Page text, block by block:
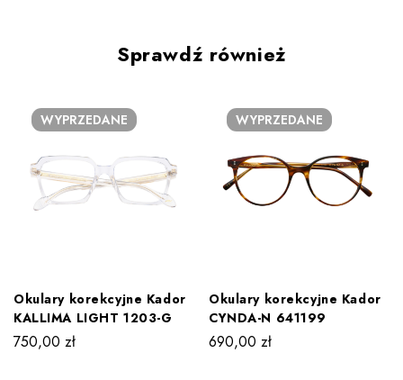
Sprawdź również
WYPRZEDANE
Okulary korekcyjne Kador
KALLIMA LIGHT 1203-G
750,00 zł
WYPRZEDANE
Okulary korekcyjne Kador
CYNDA-N 641199
690,00 zł